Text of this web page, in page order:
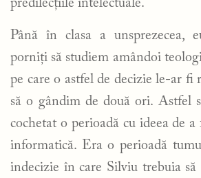
predilecțiile intelectuale.
Până în clasa a unsprezecea,
porniți să studiem amândoi
pe care o astfel de decizie le-ar fi
să o gândim de două ori. Astfel
cochetat o perioadă cu ideea de a
informatică. Era o perioadă
indecizie în care Silviu trebuia